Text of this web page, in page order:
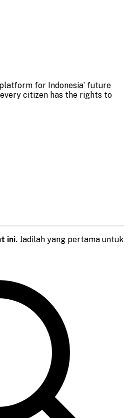
for Indonesia’ future
citizen has the rights to
ini. Jadilah yang pertama untuk